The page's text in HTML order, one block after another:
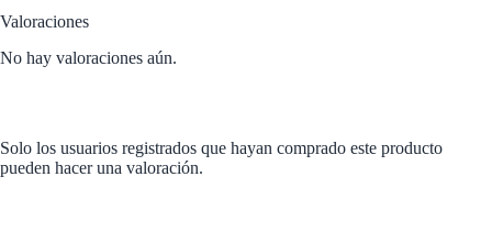
Valoraciones
No hay valoraciones aún.
Solo los usuarios registrados que hayan comprado este producto
pueden hacer una valoración.